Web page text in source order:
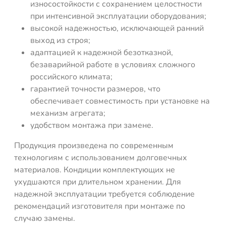
износостойкости с сохранением целостности
при интенсивной эксплуатации оборудования;
высокой надежностью, исключающей ранний
выход из строя;
адаптацией к надежной безотказной,
безаварийной работе в условиях сложного
российского климата;
гарантией точности размеров, что
обеспечивает совместимость при установке на
механизм агрегата;
удобством монтажа при замене.
Продукция произведена по современным
технологиям с использованием долговечных
материалов. Кондиции комплектующих не
ухудшаются при длительном хранении. Для
надежной эксплуатации требуется соблюдение
рекомендаций изготовителя при монтаже по
случаю замены.